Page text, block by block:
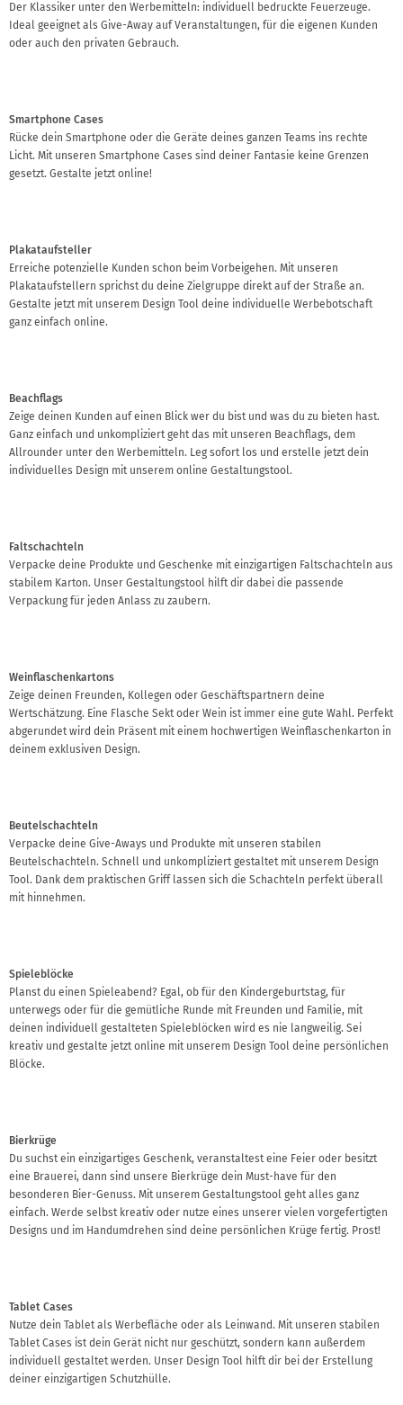
Der Klassiker unter den Werbemitteln: individuell bedruckte Feuerzeuge.
Ideal geeignet als Give-Away auf Veranstaltungen, für die eigenen Kunden
oder auch den privaten Gebrauch.
Smartphone Cases
Rücke dein Smartphone oder die Geräte deines ganzen Teams ins rechte
Licht. Mit unseren Smartphone Cases sind deiner Fantasie keine Grenzen
gesetzt. Gestalte jetzt online!
Plakataufsteller
Erreiche potenzielle Kunden schon beim Vorbeigehen. Mit unseren
Plakataufstellern sprichst du deine Zielgruppe direkt auf der Straße an.
Gestalte jetzt mit unserem Design Tool deine individuelle Werbebotschaft
ganz einfach online.
Beachflags
Zeige deinen Kunden auf einen Blick wer du bist und was du zu bieten hast.
Ganz einfach und unkompliziert geht das mit unseren Beachflags, dem
Allrounder unter den Werbemitteln. Leg sofort los und erstelle jetzt dein
individuelles Design mit unserem online Gestaltungstool.
Faltschachteln
Verpacke deine Produkte und Geschenke mit einzigartigen Faltschachteln aus
stabilem Karton. Unser Gestaltungstool hilft dir dabei die passende
Verpackung für jeden Anlass zu zaubern.
Weinflaschenkartons
Zeige deinen Freunden, Kollegen oder Geschäftspartnern deine
Wertschätzung. Eine Flasche Sekt oder Wein ist immer eine gute Wahl. Perfekt
abgerundet wird dein Präsent mit einem hochwertigen Weinflaschenkarton in
deinem exklusiven Design.
Beutelschachteln
Verpacke deine Give-Aways und Produkte mit unseren stabilen
Beutelschachteln. Schnell und unkompliziert gestaltet mit unserem Design
Tool. Dank dem praktischen Griff lassen sich die Schachteln perfekt überall
mit hinnehmen.
Spieleblöcke
Planst du einen Spieleabend? Egal, ob für den Kindergeburtstag, für
unterwegs oder für die gemütliche Runde mit Freunden und Familie, mit
deinen individuell gestalteten Spieleblöcken wird es nie langweilig. Sei
kreativ und gestalte jetzt online mit unserem Design Tool deine persönlichen
Blöcke.
Bierkrüge
Du suchst ein einzigartiges Geschenk, veranstaltest eine Feier oder besitzt
eine Brauerei, dann sind unsere Bierkrüge dein Must-have für den
besonderen Bier-Genuss. Mit unserem Gestaltungstool geht alles ganz
einfach. Werde selbst kreativ oder nutze eines unserer vielen vorgefertigten
Designs und im Handumdrehen sind deine persönlichen Krüge fertig. Prost!
Tablet Cases
Nutze dein Tablet als Werbefläche oder als Leinwand. Mit unseren stabilen
Tablet Cases ist dein Gerät nicht nur geschützt, sondern kann außerdem
individuell gestaltet werden. Unser Design Tool hilft dir bei der Erstellung
deiner einzigartigen Schutzhülle.